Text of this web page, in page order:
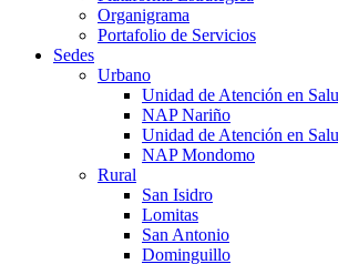
Organigrama
Portafolio de Servicios
Sedes
Urbano
Unidad de Atención en
NAP Nariño
Unidad de Atención en
NAP Mondomo
Rural
San Isidro
Lomitas
San Antonio
Dominguillo